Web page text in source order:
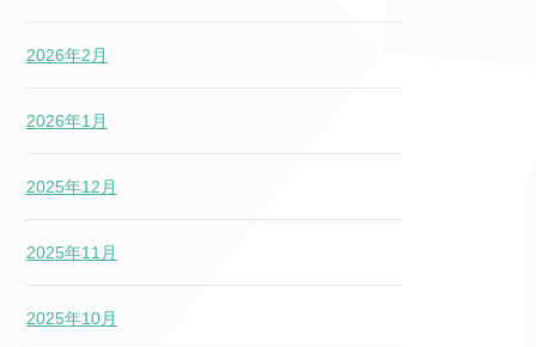
2026年2月
2026年1月
2025年12月
2025年11月
2025年10月